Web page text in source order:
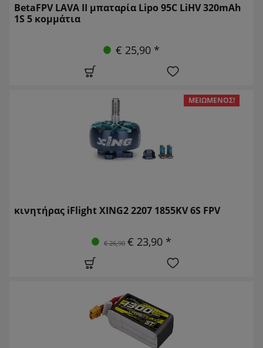
BetaFPV LAVA II μπαταρία Lipo 95C LiHV 320mAh
1S 5 κομμάτια
€ 25,90 *
ΜΕΙΩΜΈΝΟΣ!
κινητήρας iFlight XING2 2207 1855KV 6S FPV
€ 26,90 € 23,90 *